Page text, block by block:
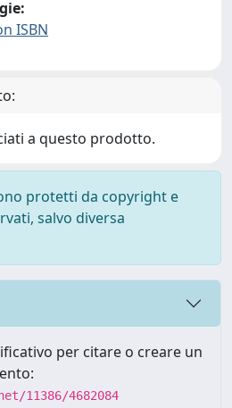
ISBN
a questo prodotto.
protetti da copyright e
salvo diversa
per citare o creare un
11386/4682084